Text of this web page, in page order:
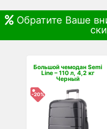
Обратите Ваше
Большой чемодан Semi
Line – 110 л, 4,2 кг
Черный
-20%